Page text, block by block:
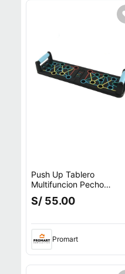
Push Up Tablero
Multifuncion Pecho
Espalda Hombros Triceps
S/ 55.00
Promart